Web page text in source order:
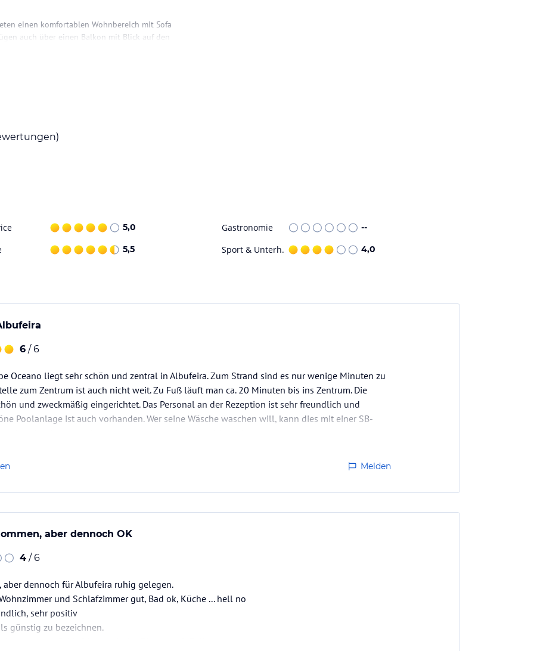
einen komfortablen Wohnbereich mit Sofa
auch über einen Balkon mit Blick auf den
Gäste. Kinder können sich im separaten
zur Verfügung.
Gewähr. Bitte lies vor der Buchung die
5,0 Gastronomie --
5,5 Sport & Unterh. 4,0
6 / 6
Oceano liegt sehr schön und zentral in Albufeira. Zum Strand sind es nur wenige Minuten zu
zum Zentrum ist auch nicht weit. Zu Fuß läuft man ca. 20 Minuten bis ins Zentrum. Die
und zweckmäßig eingerichtet. Das Personal an der Rezeption ist sehr freundlich und
Poolanlage ist auch vorhanden. Wer seine Wäsche waschen will, kann dies mit einer SB-
Melden
aber dennoch OK
4 / 6
aber dennoch für Albufeira ruhig gelegen.
und Schlafzimmer gut, Bad ok, Küche ... hell no
sehr positiv
günstig zu bezeichnen.